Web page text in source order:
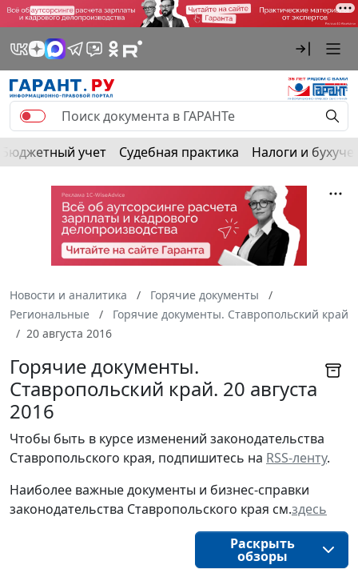
Бюджетный учет Судебная практика Налоги и
Новости и аналитика
Горячие документы
Региональные
Горячие документы. Ставропольский край
20 августа 2016
Горячие документы.
Ставропольский край. 20 августа
2016
Чтобы быть в курсе изменений законодательства
Ставропольского края, подпишитесь на RSS-ленту.
Наиболее важные документы и бизнес-справки
законодательства Ставропольского края см.здесь
Раскрыть
обзоры